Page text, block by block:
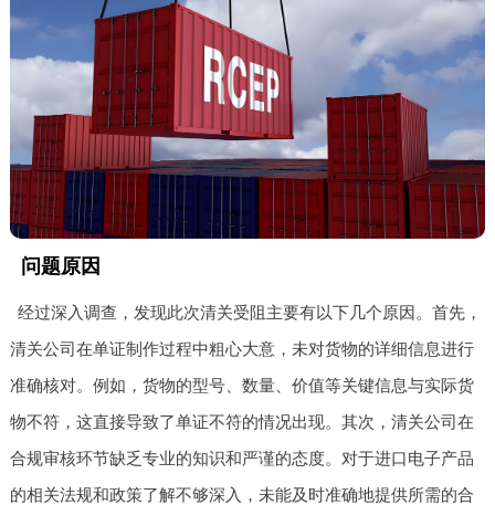
问题原因
经过深入调查，发现此次清关受阻主要有以下几个原因。首先，
清关公司在单证制作过程中粗心大意，未对货物的详细信息进行
准确核对。例如，货物的型号、数量、价值等关键信息与实际货
物不符，这直接导致了单证不符的情况出现。其次，清关公司在
合规审核环节缺乏专业的知识和严谨的态度。对于进口电子产品
的相关法规和政策了解不够深入，未能及时准确地提供所需的合